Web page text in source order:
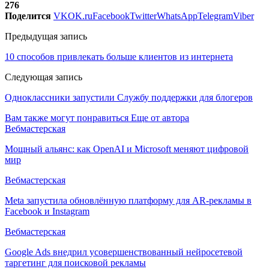
276
Поделится VKOK.ruFacebookTwitterWhatsAppTelegramViber
Предыдущая запись
10 способов привлекать больше клиентов из интернета
Следующая запись
Одноклассники запустили Службу поддержки для блогеров
Вам также могут понравиться Еще от автора
Вебмастерская
Мощный альянс: как OpenAI и Microsoft меняют цифровой
мир
Вебмастерская
Meta запустила обновлённую платформу для AR-рекламы в
Facebook и Instagram
Вебмастерская
Google Ads внедрил усовершенствованный нейросетевой
таргетинг для поисковой рекламы